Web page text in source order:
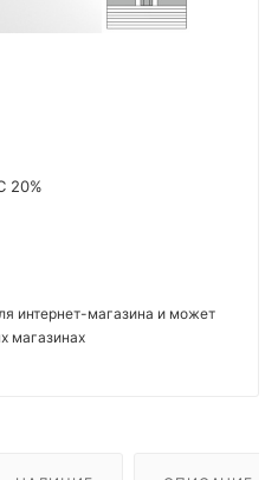
20%
интернет-магазина и может
магазинах